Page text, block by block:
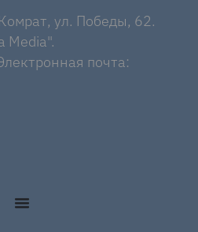
ул. Победы, 62.
Media".
почта: